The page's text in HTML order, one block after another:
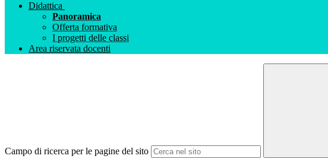
Didattica
Panoramica
Offerta formativa
I progetti delle classi
Area riservata docenti
Campo di ricerca per le pagine del sito